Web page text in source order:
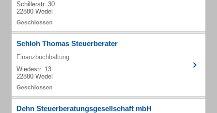
Schillerstr. 30
22880 Wedel
Schloh Thomas Steuerberater
Finanzbuchhaltung
Wiedestr. 13
22880 Wedel
Dehn Steuerberatungsgesellschaft mbH